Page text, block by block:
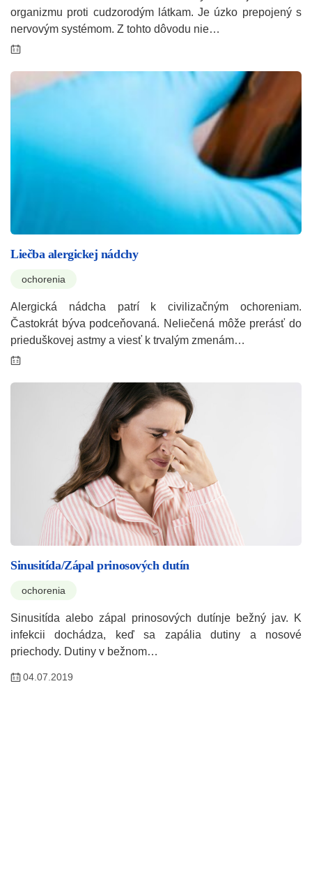
organizmu proti cudzorodým látkam. Je úzko prepojený s
nervovým systémom. Z tohto dôvodu nie…
Liečba alergickej nádchy
ochorenia
Alergická nádcha patrí k civilizačným ochoreniam.
Častokrát býva podceňovaná. Neliečená môže prerásť do
prieduškovej astmy a viesť k trvalým zmenám…
Sinusitída/Zápal prinosových dutín
ochorenia
Sinusitída alebo zápal prinosových dutínje bežný jav. K
infekcii dochádza, keď sa zapália dutiny a nosové
priechody. Dutiny v bežnom…
04.07.2019